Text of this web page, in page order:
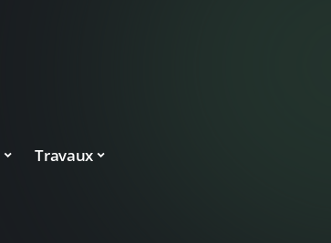
Travaux